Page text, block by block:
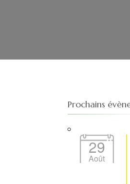
Prochains
29
Août